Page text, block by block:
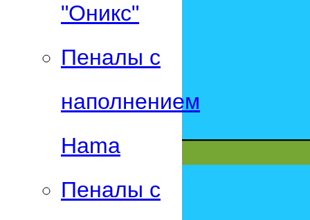
"Оникс"
Пеналы с
наполнением
Hama
Пеналы с